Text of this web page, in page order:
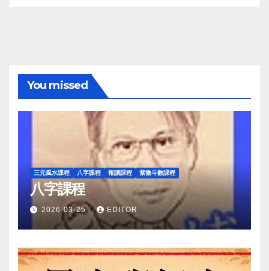
You missed
三元風水課程 八字課程 報讀課程 紫微斗數課程
八字課程
2026-03-25 EDITOR